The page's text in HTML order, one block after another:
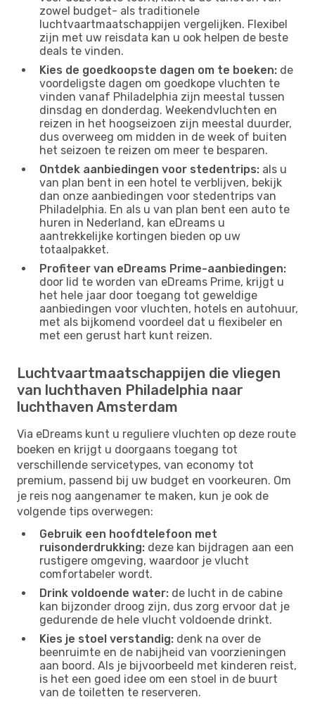
zowel budget- als traditionele
luchtvaartmaatschappijen vergelijken. Flexibel
zijn met uw reisdata kan u ook helpen de beste
deals te vinden.
Kies de goedkoopste dagen om te boeken: de
voordeligste dagen om goedkope vluchten te
vinden vanaf Philadelphia zijn meestal tussen
dinsdag en donderdag. Weekendvluchten en
reizen in het hoogseizoen zijn meestal duurder,
dus overweeg om midden in de week of buiten
het seizoen te reizen om meer te besparen.
Ontdek aanbiedingen voor stedentrips: als u
van plan bent in een hotel te verblijven, bekijk
dan onze aanbiedingen voor stedentrips van
Philadelphia. En als u van plan bent een auto te
huren in Nederland, kan eDreams u
aantrekkelijke kortingen bieden op uw
totaalpakket.
Profiteer van eDreams Prime-aanbiedingen:
door lid te worden van eDreams Prime, krijgt u
het hele jaar door toegang tot geweldige
aanbiedingen voor vluchten, hotels en autohuur,
met als bijkomend voordeel dat u flexibeler en
met een gerust hart kunt reizen.
Luchtvaartmaatschappijen die vliegen
van luchthaven Philadelphia naar
luchthaven Amsterdam
Via eDreams kunt u reguliere vluchten op deze route
boeken en krijgt u doorgaans toegang tot
verschillende servicetypes, van economy tot
premium, passend bij uw budget en voorkeuren. Om
je reis nog aangenamer te maken, kun je ook de
volgende tips overwegen:
Gebruik een hoofdtelefoon met
ruisonderdrukking: deze kan bijdragen aan een
rustigere omgeving, waardoor je vlucht
comfortabeler wordt.
Drink voldoende water: de lucht in de cabine
kan bijzonder droog zijn, dus zorg ervoor dat je
gedurende de hele vlucht voldoende drinkt.
Kies je stoel verstandig: denk na over de
beenruimte en de nabijheid van voorzieningen
aan boord. Als je bijvoorbeeld met kinderen reist,
is het een goed idee om een ​​stoel in de buurt
van de toiletten te reserveren.